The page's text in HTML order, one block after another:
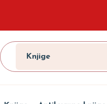
Knjige